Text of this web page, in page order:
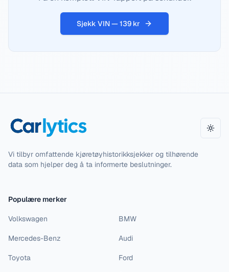
Sjekk VIN — 139 kr
Vi tilbyr omfattende kjøretøyhistorikksjekker og tilhørende
data som hjelper deg å ta informerte beslutninger.
Bytt
Populære merker
Volkswagen BMW
Mercedes-Benz Audi
Toyota Ford